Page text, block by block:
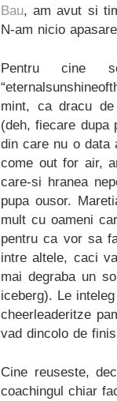
Bau, am avut si
N-am nicio
Pentru cine
mint, ca dracu
(deh, fiecare dupa
din care nu o data
come out for air,
care-si hranea
pupa ousor.
mult cu oameni
pentru ca vor sa
intre altele, caci
mai degraba un
iceberg). Le
cheerleaderitze
vad dincolo de
Cine reuseste,
coachingul chiar